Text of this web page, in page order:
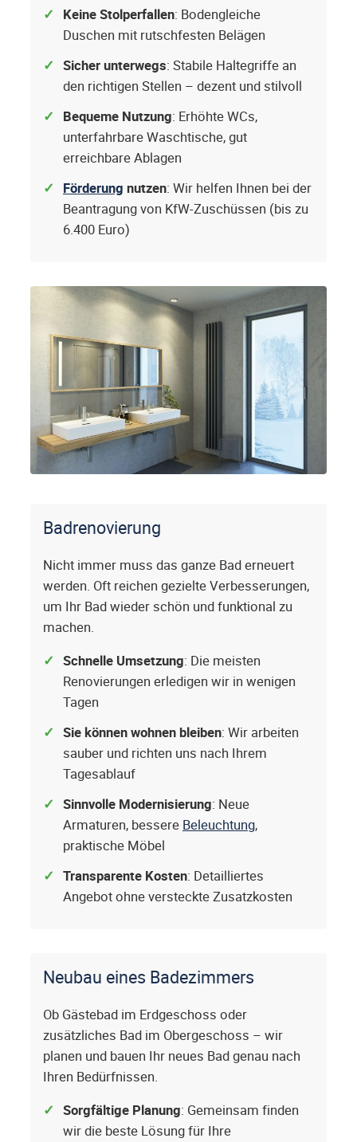
Keine Stolperfallen: Bodengleiche
Duschen mit rutschfesten Belägen
Sicher unterwegs: Stabile Haltegriffe an
den richtigen Stellen – dezent und stilvoll
Bequeme Nutzung: Erhöhte WCs,
unterfahrbare Waschtische, gut
erreichbare Ablagen
Förderung nutzen: Wir helfen Ihnen bei der
Beantragung von KfW-Zuschüssen (bis zu
6.400 Euro)
Badrenovierung
Nicht immer muss das ganze Bad erneuert
werden. Oft reichen gezielte Verbesserungen,
um Ihr Bad wieder schön und funktional zu
machen.
Schnelle Umsetzung: Die meisten
Renovierungen erledigen wir in wenigen
Tagen
Sie können wohnen bleiben: Wir arbeiten
sauber und richten uns nach Ihrem
Tagesablauf
Sinnvolle Modernisierung: Neue
Armaturen, bessere Beleuchtung,
praktische Möbel
Transparente Kosten: Detailliertes
Angebot ohne versteckte Zusatzkosten
Neubau eines Badezimmers
Ob Gästebad im Erdgeschoss oder
zusätzliches Bad im Obergeschoss – wir
planen und bauen Ihr neues Bad genau nach
Ihren Bedürfnissen.
Sorgfältige Planung: Gemeinsam finden
wir die beste Lösung für Ihre